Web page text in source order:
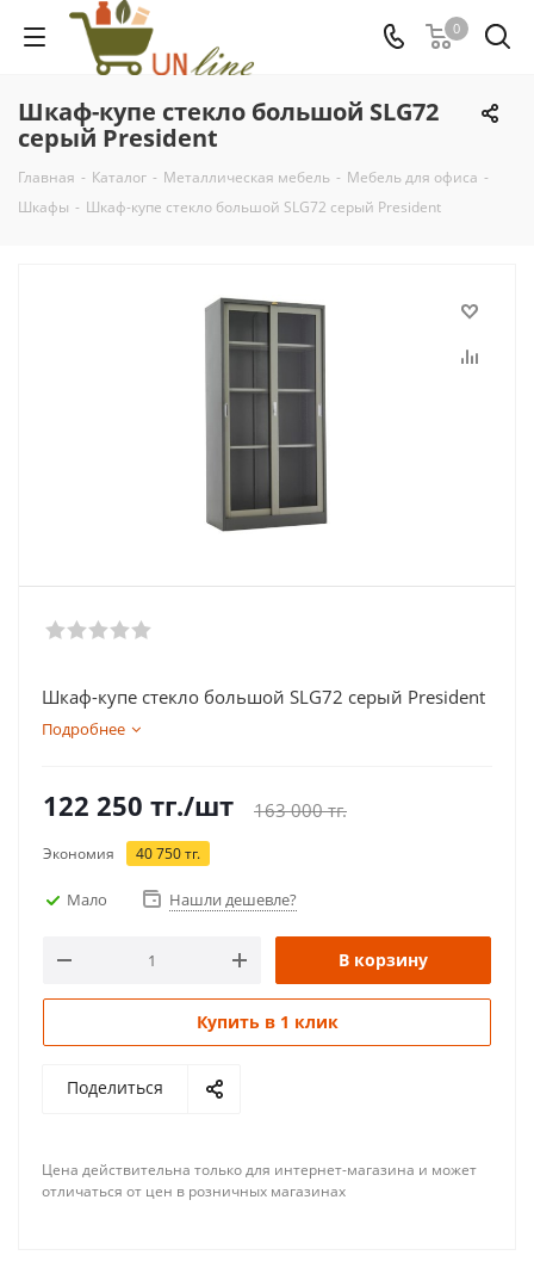
0
Шкаф-купе стекло большой SLG72
серый President
Главная - Каталог - Металлическая мебель - Мебель для офиса -
Шкафы - Шкаф-купе стекло большой SLG72 серый President
Шкаф-купе стекло большой SLG72 серый President
Подробнее
122 250 тг./шт 163 000тг.
Экономия 40 750тг.
Мало Нашли дешевле?
В корзину
Купить в 1 клик
Поделиться
Цена действительна только для интернет-магазина и может
отличаться от цен в розничных магазинах